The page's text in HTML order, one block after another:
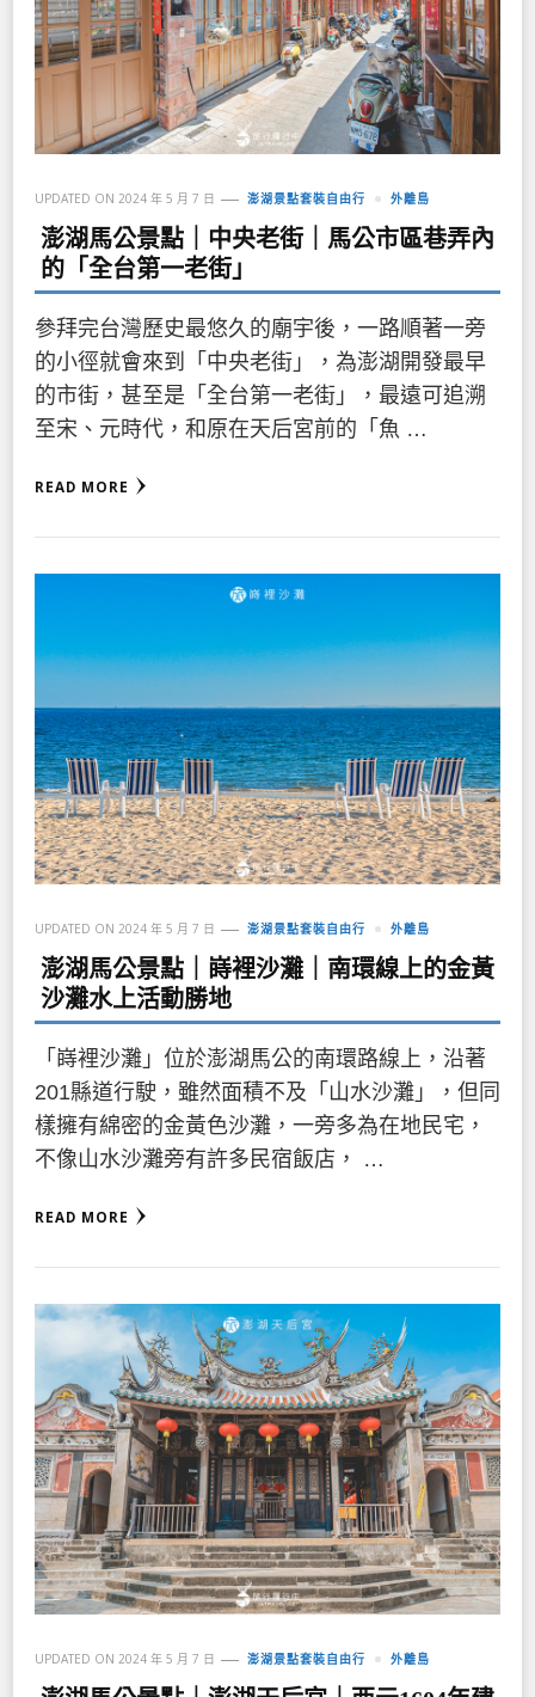
UPDATED ON 2024 年 5 月 7 日 澎湖景點套裝自由行 外離島
澎湖馬公景點｜中央老街｜馬公市區巷弄內
的「全台第一老街」
參拜完台灣歷史最悠久的廟宇後，一路順著一旁
的小徑就會來到「中央老街」，為澎湖開發最早
的市街，甚至是「全台第一老街」，最遠可追溯
至宋、元時代，和原在天后宮前的「魚 …
READ MORE
UPDATED ON 2024 年 5 月 7 日 澎湖景點套裝自由行 外離島
澎湖馬公景點｜嵵裡沙灘｜南環線上的金黃
沙灘水上活動勝地
「嵵裡沙灘」位於澎湖馬公的南環路線上，沿著
201縣道行駛，雖然面積不及「山水沙灘」，但同
樣擁有綿密的金黃色沙灘，一旁多為在地民宅，
不像山水沙灘旁有許多民宿飯店， …
READ MORE
UPDATED ON 2024 年 5 月 7 日 澎湖景點套裝自由行 外離島